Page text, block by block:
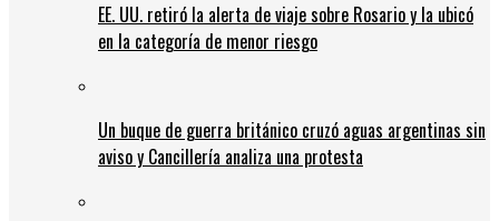
EE. UU. retiró la alerta de viaje sobre Rosario y la ubicó
en la categoría de menor riesgo
Un buque de guerra británico cruzó aguas argentinas sin
aviso y Cancillería analiza una protesta